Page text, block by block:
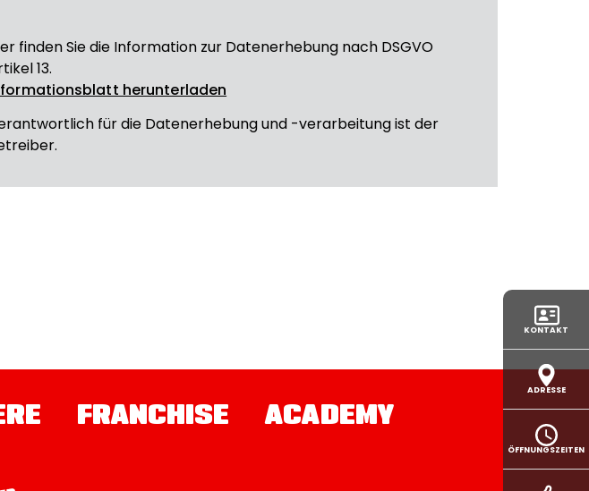
finden Sie die Information zur Datenerhebung nach DSGVO
13.
herunterladen
für die Datenerhebung und -verarbeitung ist der
KONTAKT
ADRESSE
ÖFFNUNGSZEITEN
FRANCHISE ACADEMY